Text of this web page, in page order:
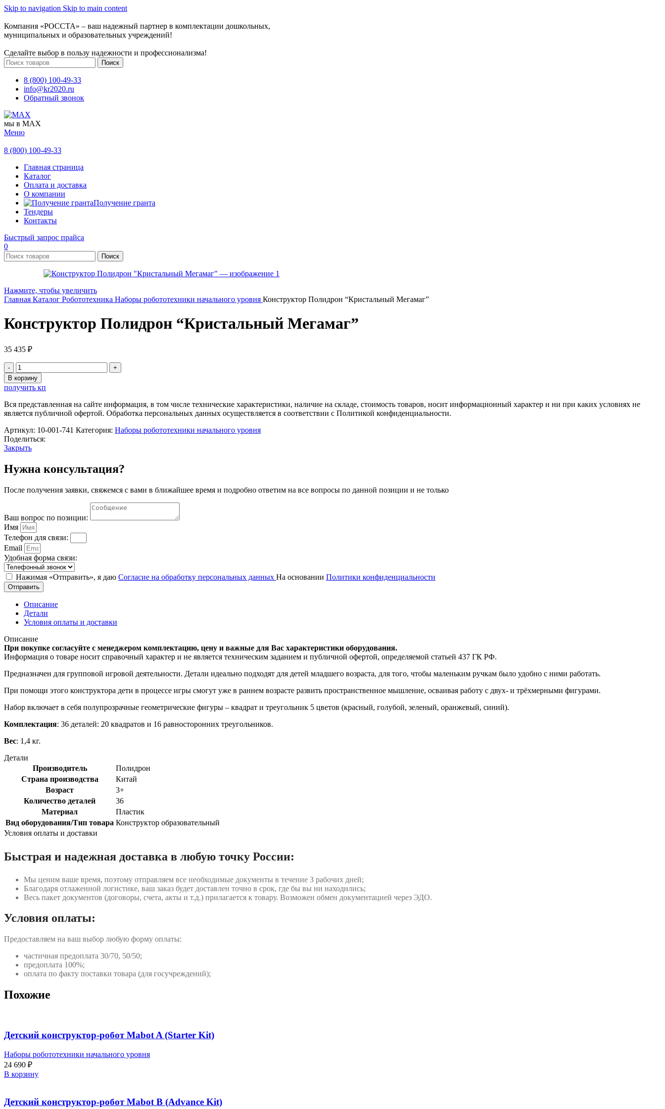
Skip to navigation Skip to main content
Компания «РОССТА» – ваш надежный партнер в комплектации дошкольных,
муниципальных и образовательных учреждений!
Сделайте выбор в пользу надежности и профессионализма!
Поиск
8 (800) 100-49-33
info@kr2020.ru
Обратный звонок
мы в MAX
Меню
8 (800) 100-49-33
Главная страница
Каталог
Оплата и доставка
О компании
Получение гранта
Тендеры
Контакты
Быстрый запрос прайса
0
Поиск
Нажмите, чтобы увеличить
Главная Каталог Робототехника Наборы робототехники начального уровня Конструктор Полидрон “Кристальный Мегамаг”
Конструктор Полидрон “Кристальный Мегамаг”
35 435 ₽
Количество
товара
Конструктор
Полидрон
"Кристальный
Мегамаг"
В корзину
получить кп
Вся представленная на сайте информация, в том числе технические характеристики, наличие на складе, стоимость товаров, носит информационный характер и ни при каких условиях не
является публичной офертой. Обработка персональных данных осуществляется в соответствии с Политикой конфиденциальности.
Артикул: 10-001-741 Категория: Наборы робототехники начального уровня
Поделиться:
Закрыть
Нужна консультация?
После получения заявки, свяжемся с вами в ближайшее время и подробно ответим на все вопросы по данной позиции и не только
Ваш вопрос по позиции:
Имя
Телефон для связи:
Email
Удобная форма связи:
Нажимая «Отправить», я даю Согласие на обработку персональных данных На основании Политики конфиденциальности
Отправить
Описание
Детали
Условия оплаты и доставки
Описание
При покупке согласуйте с менеджером комплектацию, цену и важные для Вас характеристики оборудования.
Информация о товаре носит справочный характер и не является техническим заданием и публичной офертой, определяемой статьей 437 ГК РФ.
Предназначен для групповой игровой деятельности. Детали идеально подходят для детей младшего возраста, для того, чтобы маленьким ручкам было удобно с ними работать.
При помощи этого конструктора дети в процессе игры смогут уже в раннем возрасте развить пространственное мышление, осваивая работу с двух- и трёхмерными фигурами.
Набор включает в себя полупрозрачные геометрические фигуры – квадрат и треугольник 5 цветов (красный, голубой, зеленый, оранжевый, синий).
Комплектация: 36 деталей: 20 квадратов и 16 равносторонних треугольников.
Вес: 1,4 кг.
Детали
Производитель
Полидрон
Страна производства
Китай
Возраст
3+
Количество деталей
36
Материал
Пластик
Вид оборудования/Тип товара Конструктор образовательный
Условия оплаты и доставки
Быстрая и надежная доставка в любую точку России:
Мы ценим ваше время, поэтому отправляем все необходимые документы в течение 3 рабочих дней;
Благодаря отлаженной логистике, ваш заказ будет доставлен точно в срок, где бы вы ни находились;
Весь пакет документов (договоры, счета, акты и т.д.) прилагается к товару. Возможен обмен документацией через ЭДО.
Условия оплаты:
Предоставляем на ваш выбор любую форму оплаты:
частичная предоплата 30/70, 50/50;
предоплата 100%;
оплата по факту поставки товара (для госучреждений);
Похожие
Детский конструктор-робот Mabot A (Starter Kit)
Наборы робототехники начального уровня
24 690 ₽
В корзину
Детский конструктор-робот Mabot B (Advance Kit)